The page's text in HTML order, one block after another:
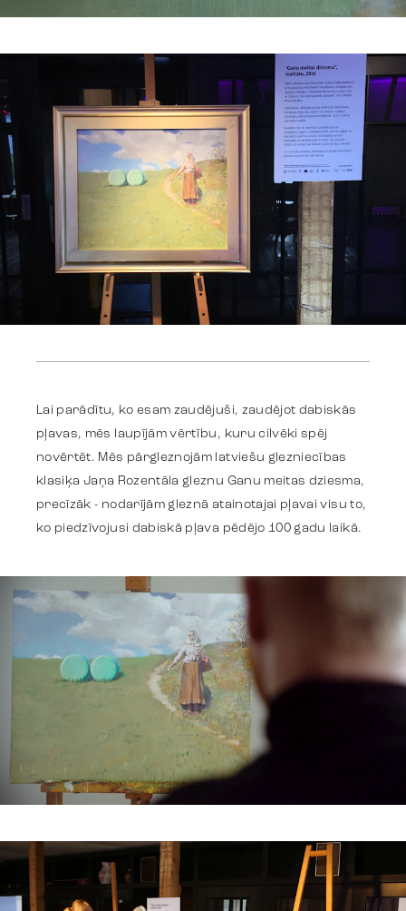
Advertising
Identity
Team
Trends
Lai parādītu, ko esam zaudējuši, zaudējot dabiskās
pļavas, mēs laupījām vērtību, kuru cilvēki spēj
novērtēt. Mēs pārgleznojām latviešu glezniecības
klasiķa Jaņa Rozentāla gleznu Ganu meitas dziesma,
precīzāk - nodarījām gleznā atainotajai pļavai visu to,
ko piedzīvojusi dabiskā pļava pēdējo 100 gadu laikā.